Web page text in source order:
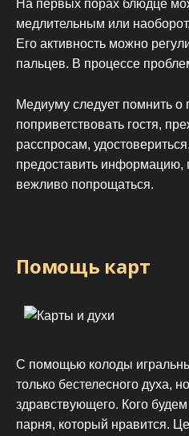
На первых порах блюдце
медлительным или
Его активность можно
пальцев. В процессе
Медиуму следует помнить о
поприветствовать гостя,
расспросам,
предоставить информацию,
вежливо попрощаться.
Помощь карт
С помощью колоды
только бестелесного духа,
здравствующего. Кого
парня, который нравится.